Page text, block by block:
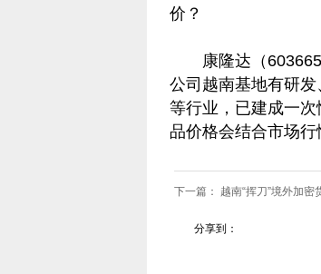
价？
康隆达（
公司越南基地有研
等行业，已建成一
品价格会结合市场行
下一篇： 越南“挥刀”境外加
分享到：